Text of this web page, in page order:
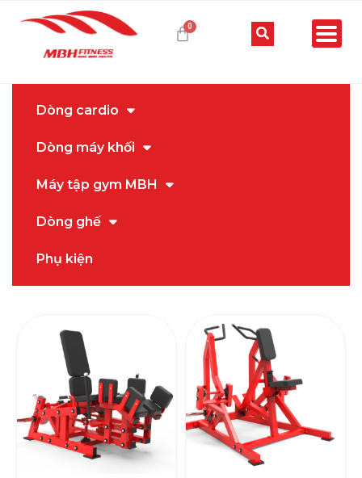
Dòng cardio
Dòng máy khối
Máy tập gym MBH
Dòng ghế
Phụ kiện